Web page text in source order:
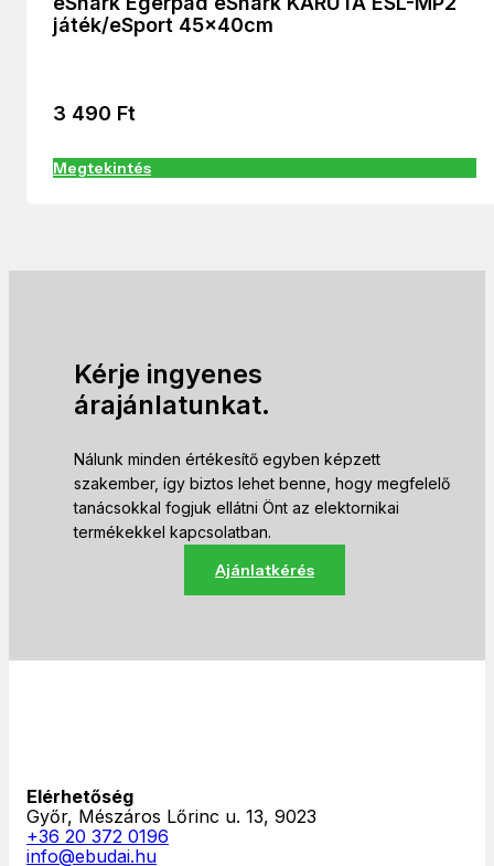
játék/eSport 45x40cm
3 490 Ft
Megtekintés
Kérje ingyenes
árajánlatunkat.
Nálunk minden értékesítő egyben képzett
szakember, így biztos lehet benne, hogy megfelelő
tanácsokkal fogjuk ellátni Önt az elektornikai
termékekkel kapcsolatban.
Ajánlatkérés
Elérhetőség
Győr, Mészáros Lőrinc u. 13, 9023
+36 20 372 0196
info@ebudai.hu